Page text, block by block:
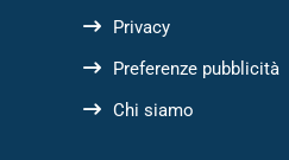
Privacy
Preferenze pubblicità
Chi siamo